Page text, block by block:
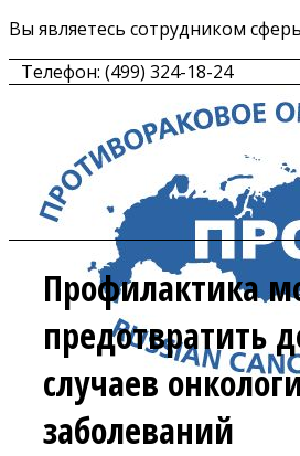
Вы являетесь сотрудником
Телефон: (499) 324-18-24
Профилактика
предотвратить
случаев
заболеваний